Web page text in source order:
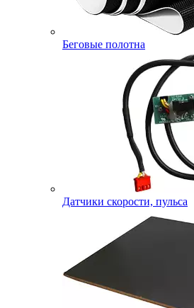
Беговые полотна
Датчики скорости, пульса